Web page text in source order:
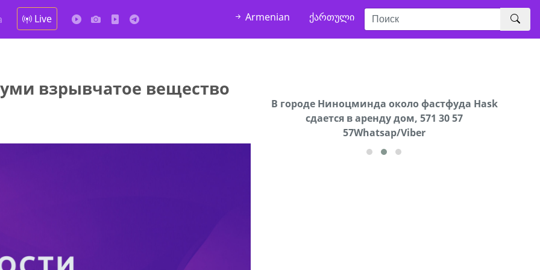
Live Armenian ქართული
взрывчатое вещество
В городе Ниноцминда около фастфуда Hask
cдается в аренду дом, 571 30 57
57Whatsap/Viber
Продается машина марки Prado,571 30 57
57Whatsap/Viber